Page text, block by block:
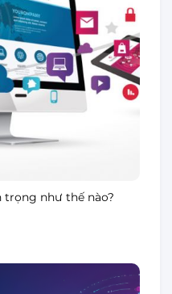
trọng như thế nào?